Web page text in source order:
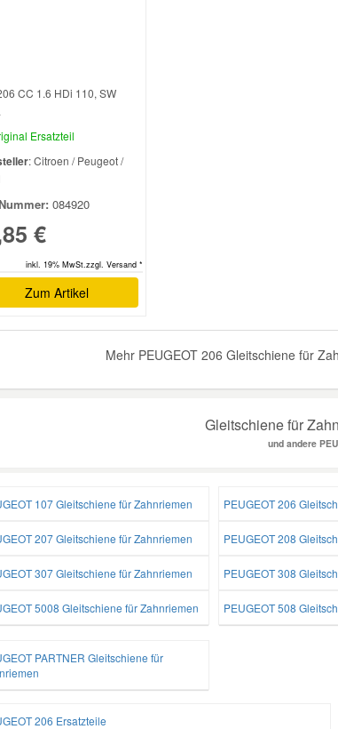
CC 1.6 HDi 110, SW
Ersatzteil
: Citroen / Peugeot /
084920
€
inkl. 19% MwSt.zzgl. Versand *
Zum Artikel
Mehr PEUGEOT 206 Gleitschiene für
Gleitschiene für
und andere
107 Gleitschiene für Zahnriemen PEUGEOT 206
207 Gleitschiene für Zahnriemen PEUGEOT 208
307 Gleitschiene für Zahnriemen PEUGEOT 308
5008 Gleitschiene für Zahnriemen PEUGEOT 508
PARTNER Gleitschiene für
206 Ersatzteile